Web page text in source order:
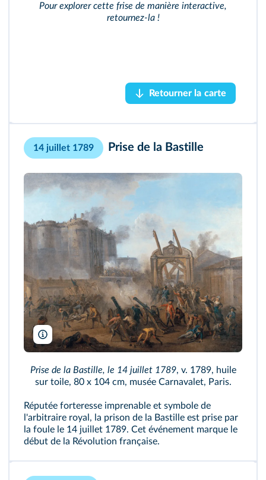
Pour explorer cette frise de manière interactive,
retournez‑la !
Retourner la carte
4 août 1789
Abolition des privilèges
Retourner la carte
14 juillet 1789 Prise de la Bastille
Heritage Image Partnership Ltd/Alamy
Prise de la Bastille, le 14 juillet 1789, v. 1789, huile
sur toile, 80 x 104 cm, musée Carnavalet, Paris.
Réputée forteresse imprenable et symbole de
l'arbitraire royal, la prison de la Bastille est prise par
la foule le 14 juillet 1789. Cet événement marque le
début de la Révolution française.